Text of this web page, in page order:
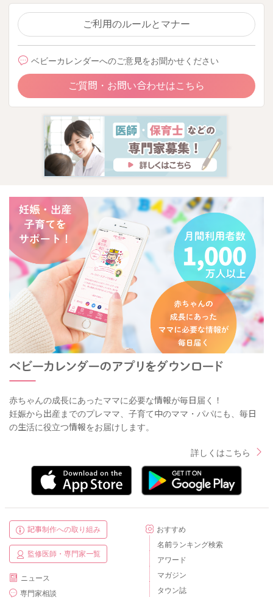
ご利用のルールとマナー
ベビーカレンダーへのご意見をお聞かせください
ご質問・お問い合わせはこちら
赤ちゃんの成長にあったママに必要な情報が毎日届く！
妊娠から出産までのプレママ、子育て中のママ・パパにも、毎日
の生活に役立つ情報をお届けします。
詳しくはこちら
記事制作への取り組み
監修医師・専門家一覧
ニュース
専門家相談
おすすめ
名前ランキング検索
アワード
マガジン
タウン誌